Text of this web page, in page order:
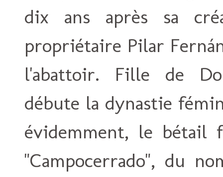
dix ans après sa
propriétaire Pilar
l'abattoir. Fille de
débute la dynastie
évidemment, le bétail
"Campocerrado", du